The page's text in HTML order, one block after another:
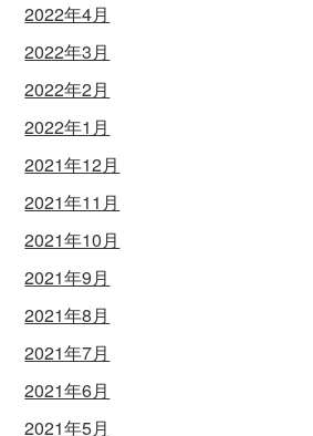
2022年4月
2022年3月
2022年2月
2022年1月
2021年12月
2021年11月
2021年10月
2021年9月
2021年8月
2021年7月
2021年6月
2021年5月